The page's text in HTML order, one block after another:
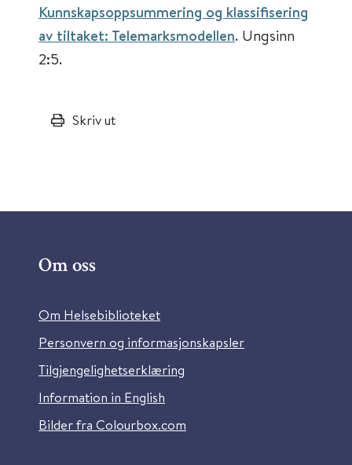
Kunnskapsoppsummering og klassifisering
av tiltaket: Telemarksmodellen. Ungsinn
2:5.
Skriv ut
Om oss
Om Helsebiblioteket
Personvern og informasjonskapsler
Tilgjengelighetserklæring
Information in English
Bilder fra Colourbox.com